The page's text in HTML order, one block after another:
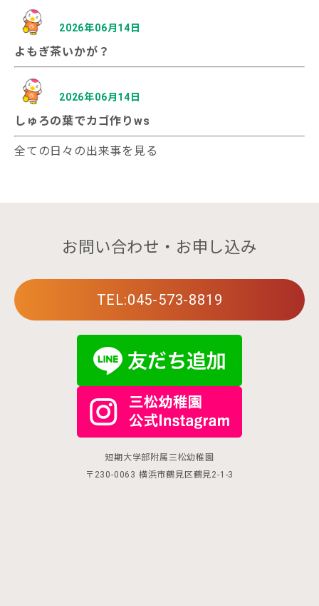
2026年06月14日
よもぎ茶いかが？
2026年06月14日
しゅろの葉でカゴ作りws
全ての日々の出来事を見る
お問い合わせ・お申し込み
TEL:045-573-8819
短期大学部附属三松幼稚園
〒230-0063 横浜市鶴見区鶴見2-1-3